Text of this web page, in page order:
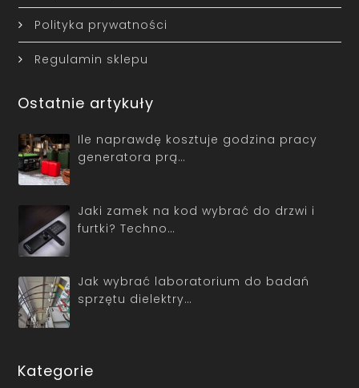
Polityka prywatności
Regulamin sklepu
Ostatnie artykuły
Ile naprawdę kosztuje godzina pracy
generatora prą…
Jaki zamek na kod wybrać do drzwi i
furtki? Techno…
Jak wybrać laboratorium do badań
sprzętu dielektry…
Kategorie